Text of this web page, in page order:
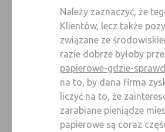
Należy zaznaczyć, że
Klientów, lecz także
związane ze
razie dobrze byłoby
papierowe-gdzie-
na to, by dana firma
liczyć na to, że
zarabiane pieniądze
papierowe są coraz